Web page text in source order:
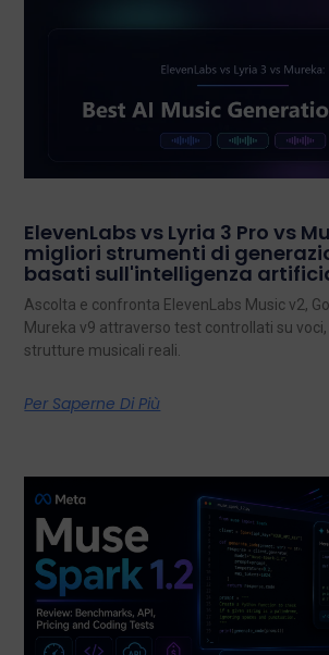
ElevenLabs vs Lyria 3 Pro vs
migliori strumenti di
basati sull'intelligenza
Ascolta e confronta ElevenLabs Music v2,
Mureka v9 attraverso test controllati su
strutture musicali reali.
Per Saperne Di Più